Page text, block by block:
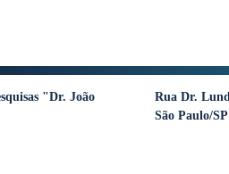
"Dr. João
Rua Dr.
São Paulo/